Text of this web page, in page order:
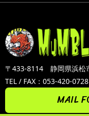
〒433-8114 静岡県浜松
TEL / FAX：053-420-0728
MAIL